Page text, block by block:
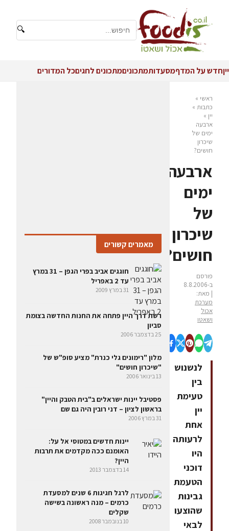
🔍
ייןחדש על המדףמסעדותמתכוניםמתכונים לחגיםכל המדורים
ראשי »
כתבות »
יין »
ארבעה
ימים של
שיכרון
חושים?
ארבעה
ימים
של
שיכרון
חושים?
פורסם
ב-8.8.2006
| מאת:
מערכת
אכול
ושאטו
לנשנוש
בין
טעימת
יין
אחת
לרעותה
היו
דוכני
הטעמת
גבינות
שהוצעו
לבאי
מאמרים קשורים
חוגגים אביב בפרי הגפן – 31 במרץ
עד 2 באפריל
31 במרץ 2009
רשת דרך היין פתחה את החנות החדשה בצומת
סביון
25 בדצמבר 2006
מלון "רימונים גלי כנרת" מציע סופ"ש של
"שיכרון חושים"
13 בינואר 2006
פסטיבל יינות ישראלים ב"בית הטבק והיין"
בראשון לציון – דני רובין היה גם שם
31 במרץ 2006
יינות חדשים במטוסי אל על:
האומנם ככה מקדמים את תרבות
היין?
14 בדצמבר 2013
לרגל חגיגות 6 שנים למסעדת
כרמים – מנה ראשונה בשישה
שקלים
10 בנובמבר 2008